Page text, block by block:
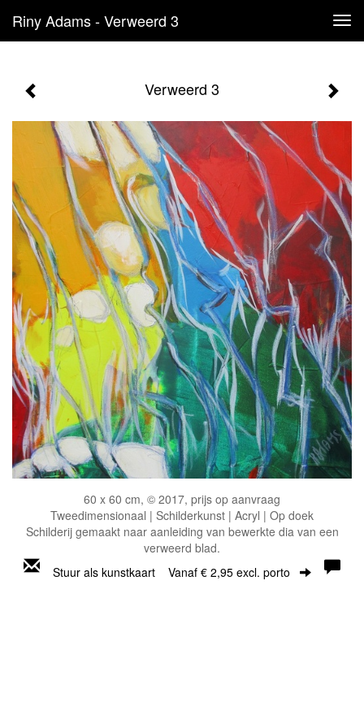
Riny Adams - Verweerd 3
Verweerd 3
60 x 60 cm, © 2017, prijs op aanvraag
Tweedimensionaal | Schilderkunst | Acryl | Op doek
Schilderij gemaakt naar aanleiding van bewerkte dia van een
verweerd blad.
Stuur als kunstkaart Vanaf € 2,95 excl. porto